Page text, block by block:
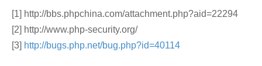
[1] http://bbs.phpchina.com/attachment.php?aid=22294
[2] http://www.php-security.org/
[3] http://bugs.php.net/bug.php?id=40114